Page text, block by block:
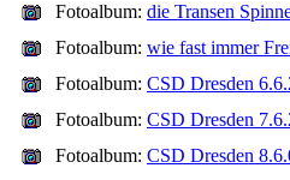
Fotoalbum: die Transen
Fotoalbum: wie fast immer
Fotoalbum: CSD Dresden
Fotoalbum: CSD Dresden
Fotoalbum: CSD Dresden